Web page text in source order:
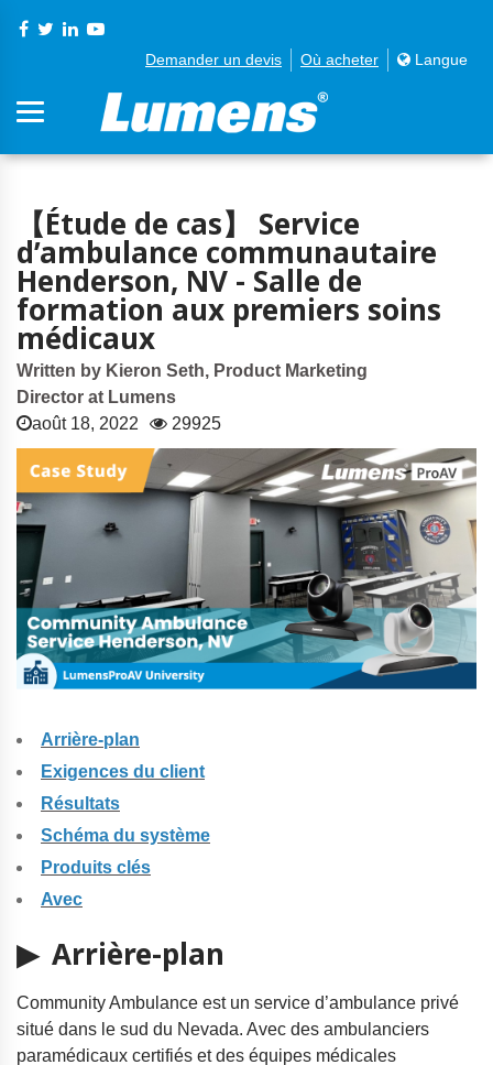
Demander un devis Où acheter Langue
【Étude de cas】 Service
d’ambulance communautaire
Henderson, NV - Salle de
formation aux premiers soins
médicaux
Written by Kieron Seth, Product Marketing
Director at Lumens
août 18, 2022
29925
Arrière-plan
Exigences du client
Résultats
Schéma du système
Produits clés
Avec
▶ Arrière-plan
Community Ambulance est un service d’ambulance privé
situé dans le sud du Nevada. Avec des ambulanciers
paramédicaux certifiés et des équipes médicales